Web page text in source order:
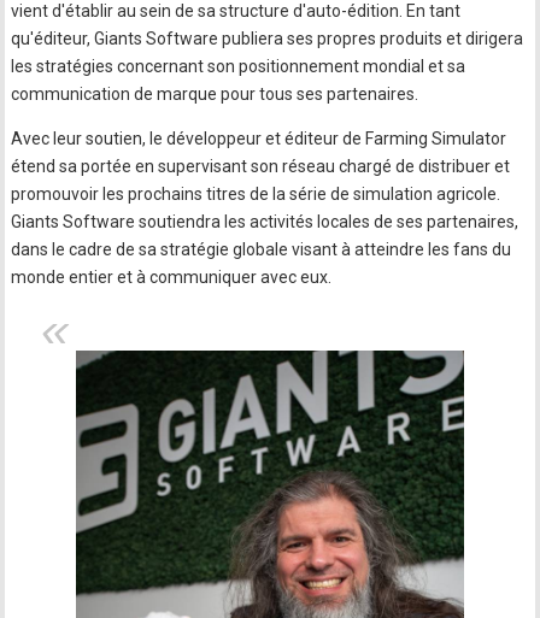
vient d'établir au sein de sa structure d'auto-édition. En tant
qu'éditeur, Giants Software publiera ses propres produits et dirigera
les stratégies concernant son positionnement mondial et sa
communication de marque pour tous ses partenaires.
Avec leur soutien, le développeur et éditeur de Farming Simulator
étend sa portée en supervisant son réseau chargé de distribuer et
promouvoir les prochains titres de la série de simulation agricole.
Giants Software soutiendra les activités locales de ses partenaires,
dans le cadre de sa stratégie globale visant à atteindre les fans du
monde entier et à communiquer avec eux.